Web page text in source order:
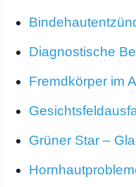
Diagnostische
Fremdkörper im
Grüner Star –